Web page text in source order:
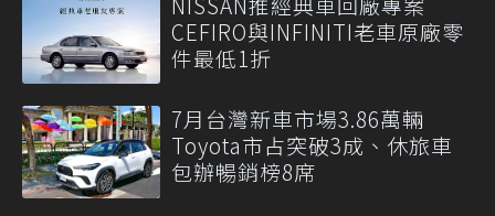
CEFIRO與INFINITI老車原廠零
件最低1折
7月台灣新車市場3.86萬輛
Toyota市占突破3成、休旅車
包辦暢銷榜8席